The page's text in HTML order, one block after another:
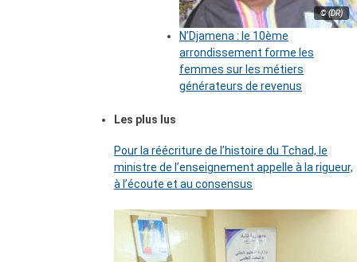
© (DR)
N’Djamena : le 10ème
arrondissement forme les
femmes sur les métiers
générateurs de revenus
Les plus lus
Pour la réécriture de l’histoire du Tchad, le
ministre de l’enseignement appelle à la rigueur,
à l’écoute et au consensus